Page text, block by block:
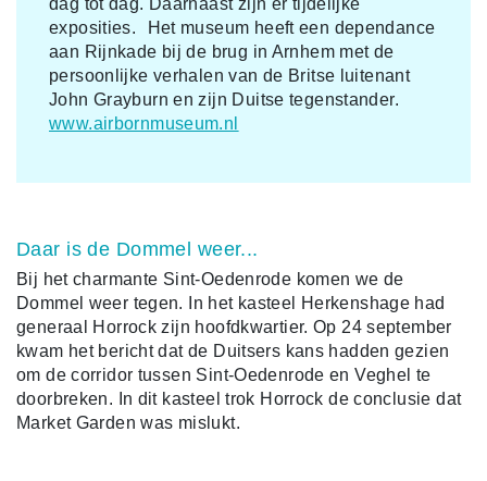
exposities. Het museum heeft een dependance
aan Rijnkade bij de brug in Arnhem met de
persoonlijke verhalen van de Britse luitenant
John Grayburn en zijn Duitse tegenstander.
www.airbornmuseum.nl
Daar is de Dommel weer...
Bij het charmante Sint-Oedenrode komen we de
Dommel weer tegen. In het kasteel Herkenshage had
generaal Horrock zijn hoofdkwartier. Op 24 september
kwam het bericht dat de Duitsers kans hadden gezien
om de corridor tussen Sint-Oedenrode en Veghel te
doorbreken. In dit kasteel trok Horrock de conclusie dat
Market Garden was mislukt.